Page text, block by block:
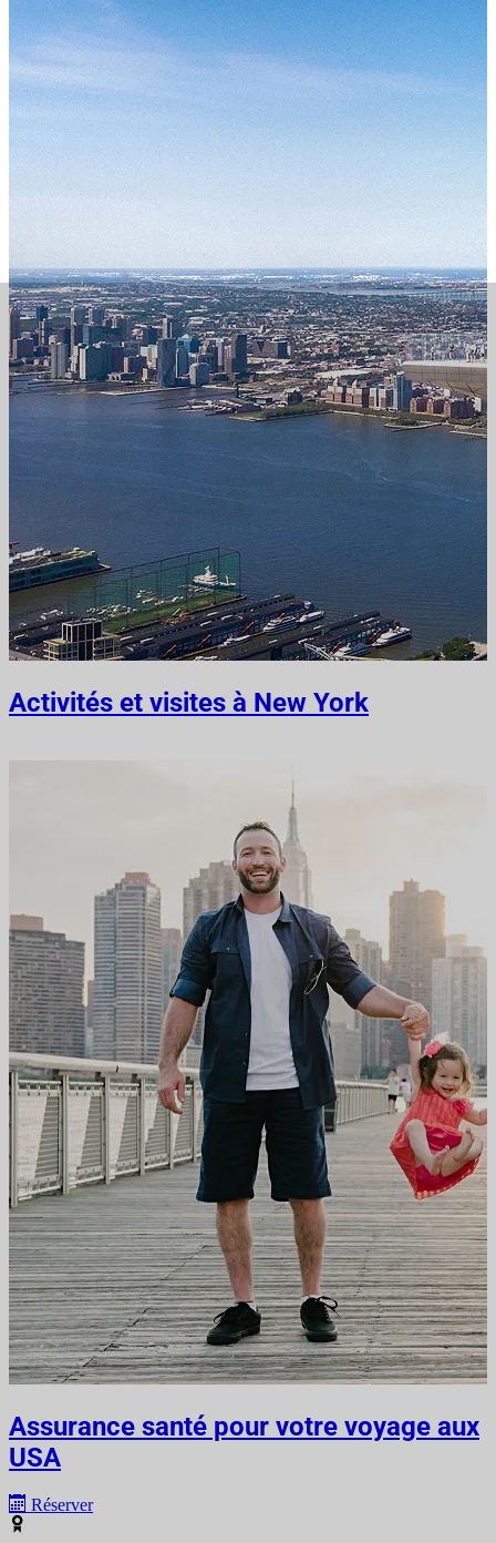
Activités et visites à New York
Assurance santé pour votre voyage aux
USA
Réserver